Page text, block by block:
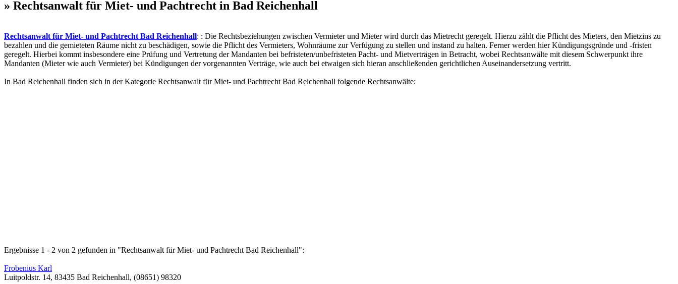
» Rechtsanwalt für Miet- und Pachtrecht in Bad Reichenhall
Rechtsanwalt für Miet- und Pachtrecht Bad Reichenhall: : Die Rechtsbeziehungen zwischen Vermieter und Mieter wird durch das Mietrecht geregelt. Hierzu zählt die Pflicht des Mieters, den Mietzins zu
bezahlen und die gemieteten Räume nicht zu beschädigen, sowie die Pflicht des Vermieters, Wohnräume zur Verfügung zu stellen und instand zu halten. Ferner werden hier Kündigungsgründe und -fristen
geregelt. Hierbei kommt insbesondere eine Prüfung und Vertretung der Mandanten bei befristeten/unbefristeten Pacht- und Mietverträgen in Betracht, wobei Rechtsanwälte mit diesem Schwerpunkt ihre
Mandanten (Mieter wie auch Vermieter) bei Kündigungen der vorgenannten Verträge, wie auch bei etwaigen sich hieran anschließenden gerichtlichen Auseinandersetzung vertritt.
In Bad Reichenhall finden sich in der Kategorie Rechtsanwalt für Miet- und Pachtrecht Bad Reichenhall folgende Rechtsanwälte:
Ergebnisse 1 - 2 von 2 gefunden in "Rechtsanwalt für Miet- und Pachtrecht Bad Reichenhall":
Frobenius Karl
Luitpoldstr. 14, 83435 Bad Reichenhall, (08651) 98320